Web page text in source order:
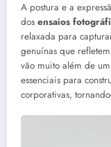
A postura e a
dos ensaios
relaxada para
genuínas que
vão muito além de um
essenciais para
corporativas,